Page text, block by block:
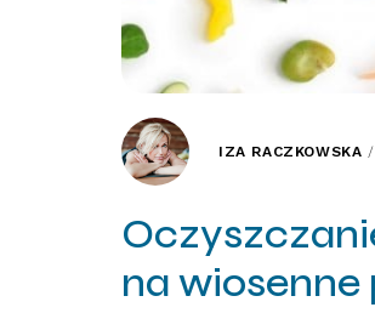
IZA RACZKOWSKA /
na wiosenne